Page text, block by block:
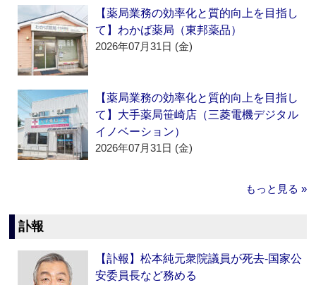
【薬局業務の効率化と質的向上を目指し
て】わかば薬局（東邦薬品）
2026年07月31日 (金)
【薬局業務の効率化と質的向上を目指し
て】大手薬局笹崎店（三菱電機デジタル
イノベーション）
2026年07月31日 (金)
もっと見る »
訃報
【訃報】松本純元衆院議員が死去‐国家公
安委員長など務める